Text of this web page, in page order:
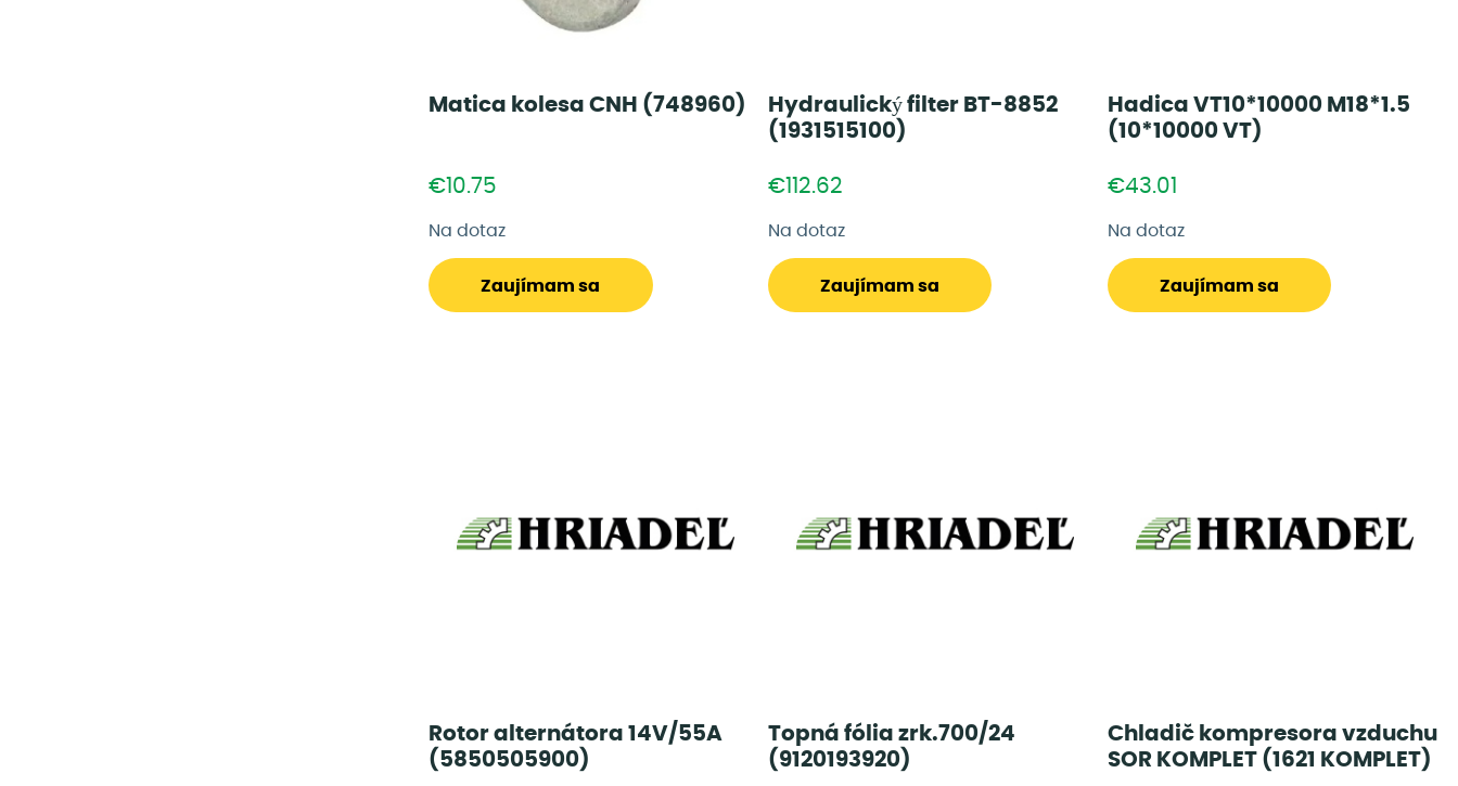
Matica kolesa CNH (748960)
€10.75
Na dotaz
Zaujímam sa
Hydraulický filter BT-8852
(1931515100)
€112.62
Na dotaz
Zaujímam sa
Hadica VT10*10000 M18*1.5
(10*10000 VT)
€43.01
Na dotaz
Zaujímam sa
Rotor alternátora 14V/55A
(5850505900)
Topná fólia zrk.700/24
(9120193920)
Chladič kompresora vzduchu
SOR KOMPLET (1621 KOMPLET)